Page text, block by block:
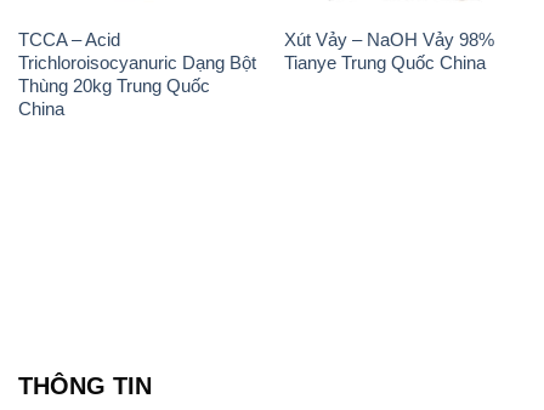
TCCA – Acid
Trichloroisocyanuric Dạng Bột
Thùng 20kg Trung Quốc
China
Xút Vảy – NaOH Vảy 98%
Tianye Trung Quốc China
THÔNG TIN